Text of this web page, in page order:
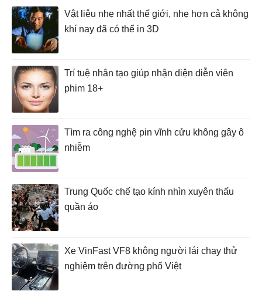
Vật liệu nhẹ nhất thế giới, nhẹ hơn cả không
khí nay đã có thể in 3D
Trí tuệ nhân tạo giúp nhận diện diễn viên
phim 18+
Tìm ra công nghệ pin vĩnh cửu không gây ô
nhiễm
Trung Quốc chế tạo kính nhìn xuyên thấu
quần áo
Xe VinFast VF8 không người lái chạy thử
nghiệm trên đường phố Việt